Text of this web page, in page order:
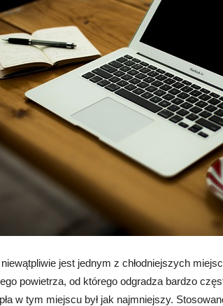
jest jednym z chłodniejszych
powietrza, od którego odgradza bardzo
w tym miejscu był jak najmniejszy.